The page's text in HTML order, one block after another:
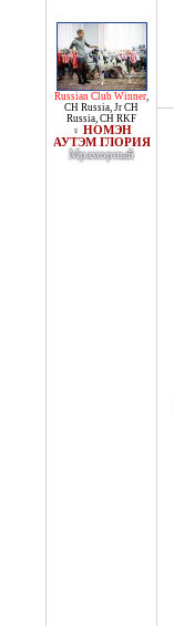
Russian Club Winner,
CH Russia, Jr CH
Russia, CH RKF
♀ НОМЭН
АУТЭМ ГЛОРИЯ
Мраморный